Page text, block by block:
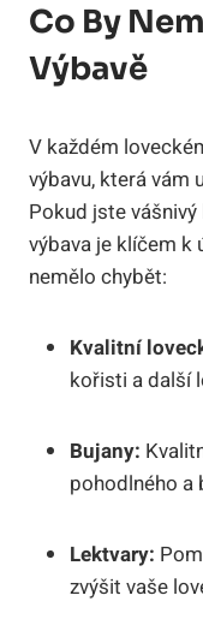
Co By
Výbavě
V každém
výbavu, která vám
Pokud jste
výbava je klíčem k
nemělo chybět:
Kvalitní
kořisti a další
Bujany:
pohodlného a
Lektvary:
zvýšit vaše